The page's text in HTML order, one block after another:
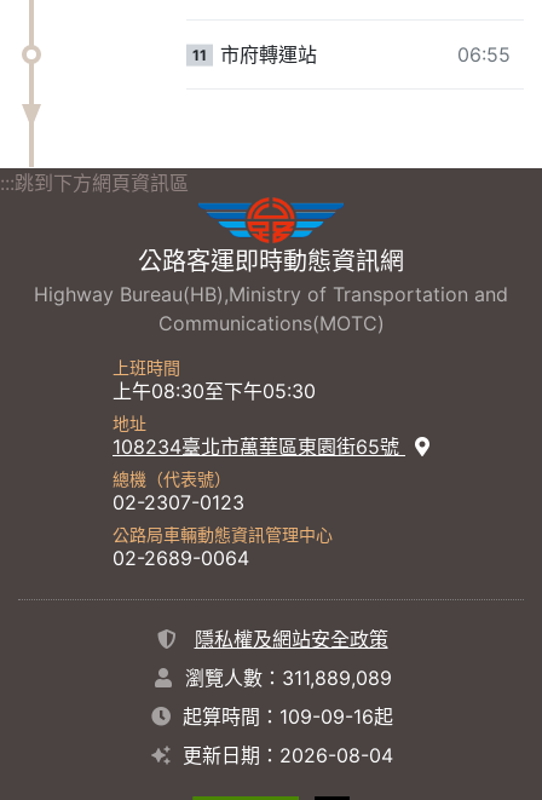
11 市府轉運站 06:55
:::跳到下方網頁資訊區
公路客運即時動態資訊網
Highway Bureau(HB),Ministry of Transportation and
Communications(MOTC)
上班時間
上午08:30至下午05:30
地址
108234臺北市萬華區東園街65號
總機（代表號）
02-2307-0123
公路局車輛動態資訊管理中心
02-2689-0064
隱私權及網站安全政策
瀏覽人數：311,889,089
起算時間：109-09-16起
更新日期：2026-08-04